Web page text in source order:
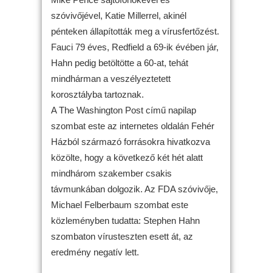
szóvivőjével, Katie Millerrel, akinél
pénteken állapították meg a vírusfertőzést.
Fauci 79 éves, Redfield a 69-ik évében jár,
Hahn pedig betöltötte a 60-at, tehát
mindhárman a veszélyeztetett
korosztályba tartoznak.
A The Washington Post című napilap
szombat este az internetes oldalán Fehér
Házból származó forrásokra hivatkozva
közölte, hogy a következő két hét alatt
mindhárom szakember csakis
távmunkában dolgozik. Az FDA szóvivője,
Michael Felberbaum szombat este
közleményben tudatta: Stephen Hahn
szombaton vírusteszten esett át, az
eredmény negatív lett.